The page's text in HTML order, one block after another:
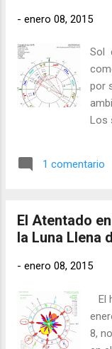
- enero 08, 2015
Sol
por
Los
1 comentario
El Atentado
la Luna Llena
- enero 08, 2015
El
8,